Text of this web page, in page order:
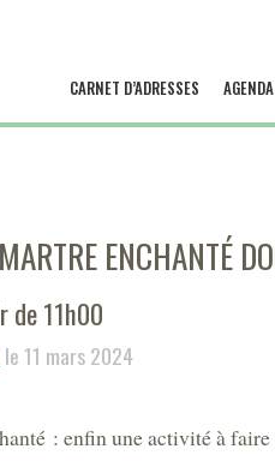
CARNET D’ADRESSES AGENDA
ENCHANTÉ
de 11h00
le 11 mars 2024
: enfin une activité à faire